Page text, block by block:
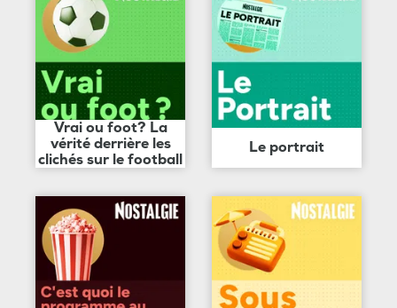
Vrai ou foot? La
vérité derrière les
clichés sur le football
Le portrait